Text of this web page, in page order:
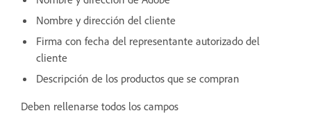
Nombre y dirección del cliente
Firma con fecha del representante autorizado del
cliente
Descripción de los productos que se compran
Deben rellenarse todos los campos